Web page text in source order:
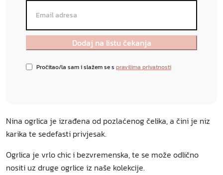
Pročitao/la sam i slažem se s pravilima privatnosti
Nina ogrlica je izrađena od pozlaćenog čelika, a čini je niz
karika te sedefasti privjesak.
Ogrlica je vrlo chic i bezvremenska, te se može odlično
nositi uz druge ogrlice iz naše kolekcije.